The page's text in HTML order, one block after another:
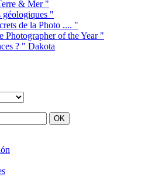
& Mer "
géologiques "
de la Photo .... "
Photographer of the Year "
? " Dakota